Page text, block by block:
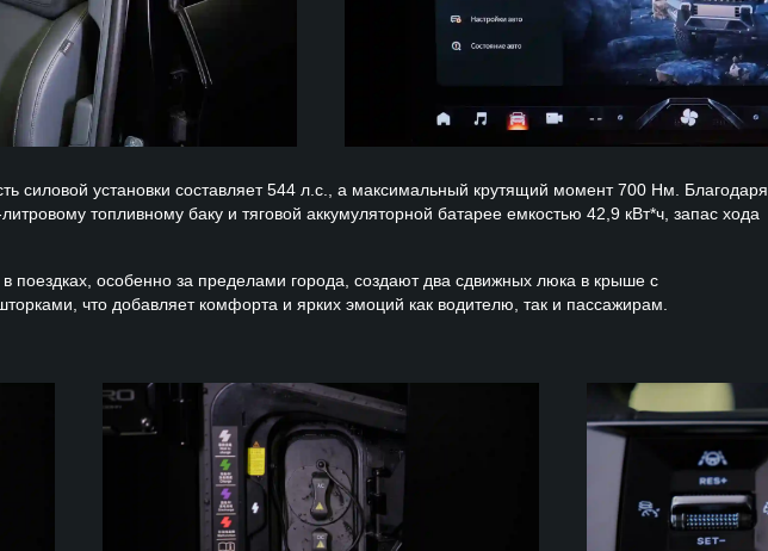
силовой установки составляет 544 л.с., а максимальный крутящий момент 700 Нм. Благодаря
топливному баку и тяговой аккумуляторной батарее емкостью 42,9 кВт*ч, запас хода
поездках, особенно за пределами города, создают два сдвижных люка в крыше с
что добавляет комфорта и ярких эмоций как водителю, так и пассажирам.